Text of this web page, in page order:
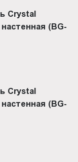
Crystal
(BG-
Crystal
(BG-